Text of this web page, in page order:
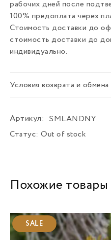
рабочих дней после
100% предоплата через
Стоимость доставки до
стоимость доставки до
индивидуально.
Условия возврата и обмена
Артикул:
SMLANDNY
Статус: Out of stock
Похожие товары
SALE